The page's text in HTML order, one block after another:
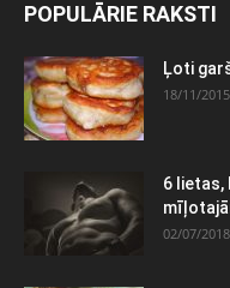
POPULĀRIE RAKSTI
Ļoti
18/11/2015
6 lietas,
02/07/2018